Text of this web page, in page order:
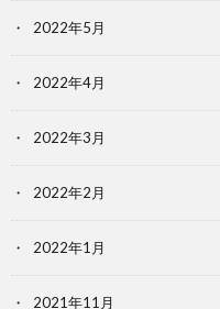
2022年5月
2022年4月
2022年3月
2022年2月
2022年1月
2021年11月